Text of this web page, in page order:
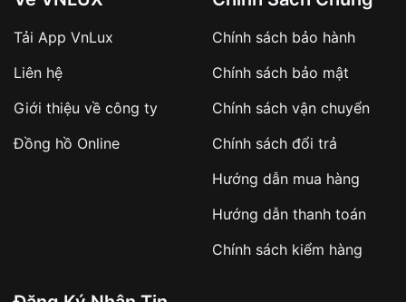
sản phẩm đặc biệt
hàng
Số tiền còn lại thanh toán khi nhận hàng hoặc
✔️ Đảm bảo xử lý đơn hàng nhanh chóng
✔️ Hạn chế tình trạng hủy đơn không mong
Tải App VnLux
Liên hệ
Giới thiệu về công ty
Đồng hồ Online
Chính sách bảo hành
Chính sách bảo mật
Chính sách vận chuyển
Chính sách đổi trả
Hướng dẫn mua hàng
Hướng dẫn thanh toán
Chính sách kiểm hàng